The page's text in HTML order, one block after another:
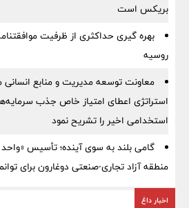
بریکس است
بهره گیری حداکثری از ظرفیت
روسیه
معاونت توسعه مدیریت و منابع انسانی
استراتژی اعطای امتیاز خاص جذب
استخدامی اخیر را تشریح نمود
گامی بلند به سوی آینده؛ تأسیس
منطقه آزاد تجاری-صنعتی دوغارون برای
اخبار داغ